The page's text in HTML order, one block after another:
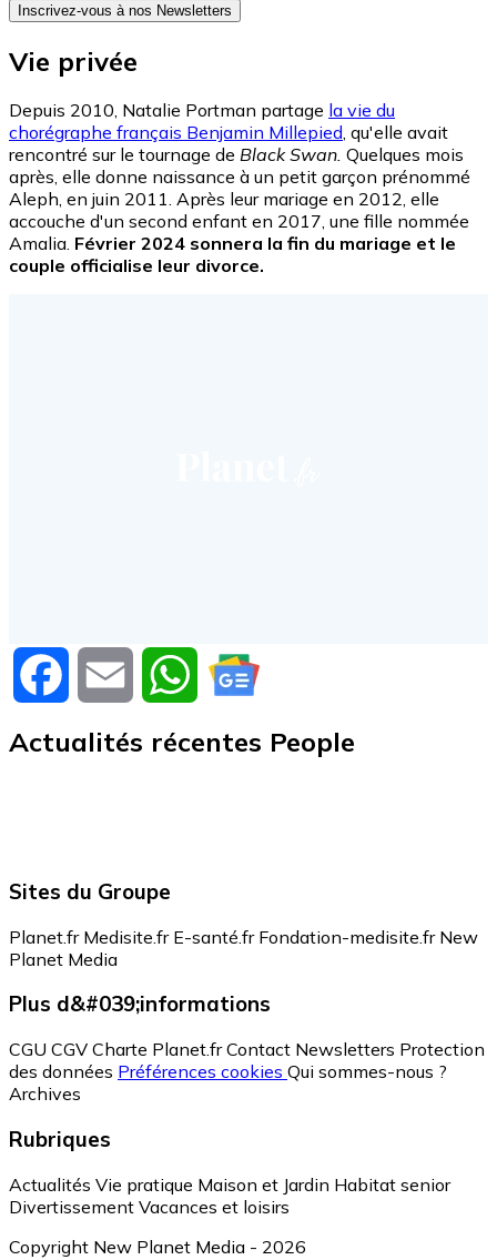
Inscrivez-vous à nos Newsletters
Vie privée
Depuis 2010, Natalie Portman partage la vie du
chorégraphe français Benjamin Millepied, qu'elle avait
rencontré sur le tournage de Black Swan. Quelques mois
après, elle donne naissance à un petit garçon prénommé
Aleph, en juin 2011. Après leur mariage en 2012, elle
accouche d'un second enfant en 2017, une fille nommée
Amalia. Février 2024 sonnera la fin du mariage et le
couple officialise leur divorce.
Facebook Email WhatsApp
Actualités récentes People
Sites du Groupe
Planet.fr Medisite.fr E-santé.fr Fondation-medisite.fr New
Planet Media
Plus d&#039;informations
CGU CGV Charte Planet.fr Contact Newsletters Protection
des données Préférences cookies Qui sommes-nous ?
Archives
Rubriques
Actualités Vie pratique Maison et Jardin Habitat senior
Divertissement Vacances et loisirs
Copyright New Planet Media - 2026